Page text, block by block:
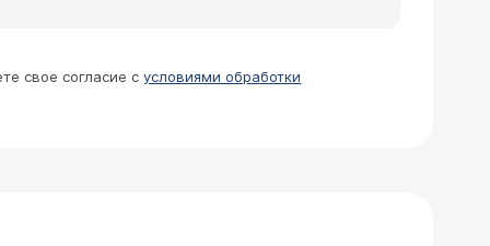
свое согласие сусловиями обработки